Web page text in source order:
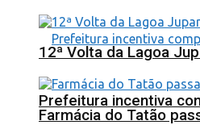
Prefeitura incentiva
12ª Volta da Lagoa
Farmácia do Tatão